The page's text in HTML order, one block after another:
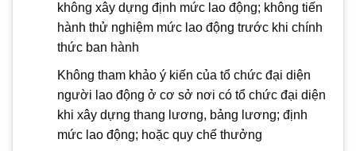
không xây dựng định mức lao động; không tiến
hành thử nghiệm mức lao động trước khi chính
thức ban hành
Không tham khảo ý kiến của tổ chức đại diện
người lao động ở cơ sở nơi có tổ chức đại diện
khi xây dựng thang lương, bảng lương; định
mức lao động; hoặc quy chế thưởng